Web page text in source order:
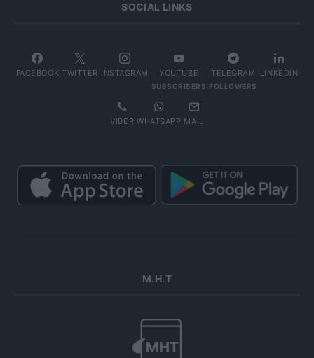
SOCIAL LINKS
FACEBOOK TWITTER INSTAGRAM YOUTUBE
SUBSCRIBERS
TELEGRAM
FOLLOWERS
LINKEDIN
VIBER WHATSAPP MAIL
Μ.Η.Τ